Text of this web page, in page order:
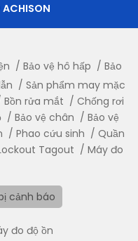
hô hấp
nửa mặtgiúp hạn
bụi phổi, bảo vệ sức
mặt nạ nửa mặtlà
bảo an toàn trong
Để đạt hiệu quả bảo
phẩm
hiệu uy tín
lượng và độ bền
ACHISON
Bảo vệ hô hấp
Bảo
Sản phẩm may mặc
Bồn rửa mắt
Chống rơi
Bảo vệ chân
Bảo vệ
Phao cứu sinh
Quần
Tagout
Máy đo
cảnh báo
đo độ ồn